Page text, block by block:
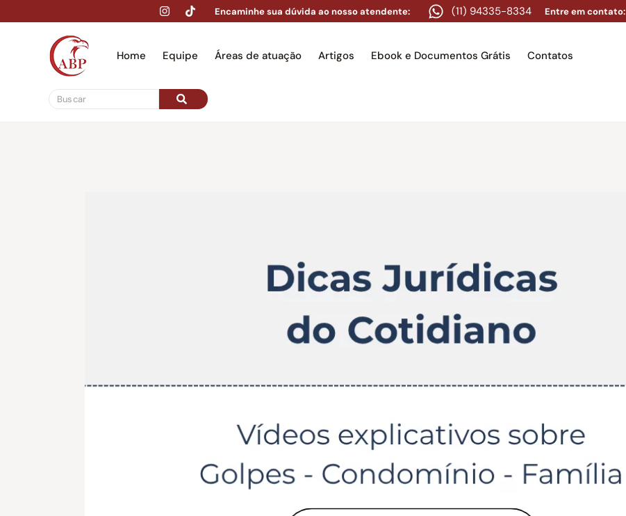
Encaminhe sua dúvida ao nosso atendente: (11) 94335-8334 Entre em contato:
Home Equipe Áreas de atuação Artigos Ebook e Documentos Grátis Contatos